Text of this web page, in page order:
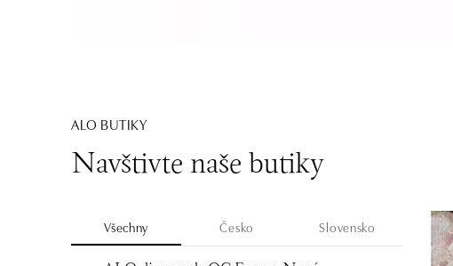
ALO BUTIKY
Navštivte naše butiky
Všechny Česko Slovensko